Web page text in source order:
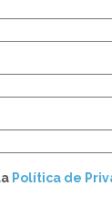
Política de